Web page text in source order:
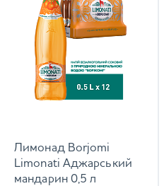
Лимонад Borjomi
Limonati Аджарський
мандарин 0,5 л